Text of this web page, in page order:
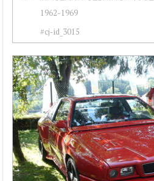
1962-1969
#cj-id_3015